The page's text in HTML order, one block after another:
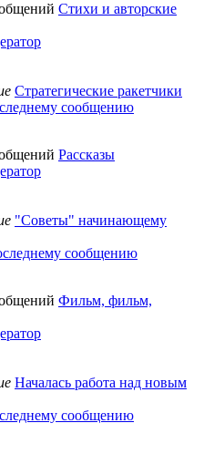
Стихи и авторские
Стратегические ракетчики
сообщению
Рассказы
"Советы" начинающему
сообщению
Фильм, фильм,
Началась работа над новым
сообщению